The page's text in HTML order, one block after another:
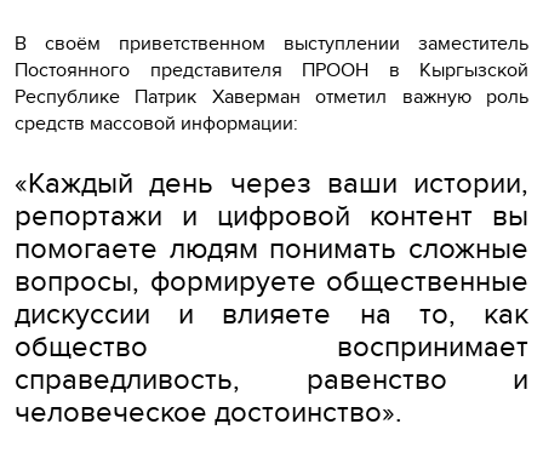
В своём приветственном выступлении заместитель
Постоянного представителя ПРООН в Кыргызской
Республике Патрик Хаверман отметил важную роль
средств массовой информации:
«Каждый день через ваши истории,
репортажи и цифровой контент вы
помогаете людям понимать сложные
вопросы, формируете общественные
дискуссии и влияете на то, как
общество воспринимает
справедливость, равенство и
человеческое достоинство».